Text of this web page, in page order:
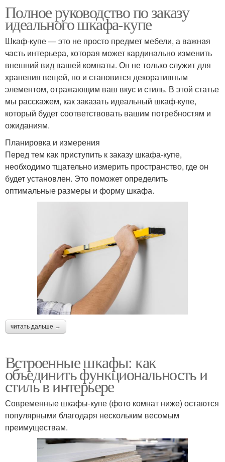
Полное руководство по заказу
идеального шкафа-купе
Шкаф-купе — это не просто предмет мебели, а важная
часть интерьера, которая может кардинально изменить
внешний вид вашей комнаты. Он не только служит для
хранения вещей, но и становится декоративным
элементом, отражающим ваш вкус и стиль. В этой статье
мы расскажем, как заказать идеальный шкаф-купе,
который будет соответствовать вашим потребностям и
ожиданиям.
Планировка и измерения
Перед тем как приступить к заказу шкафа-купе,
необходимо тщательно измерить пространство, где он
будет установлен. Это поможет определить
оптимальные размеры и форму шкафа.
читать дальше →
Встроенные шкафы: как
объединить функциональность и
стиль в интерьере
Современные шкафы-купе (фото комнат ниже) остаются
популярными благодаря нескольким весомым
преимуществам.